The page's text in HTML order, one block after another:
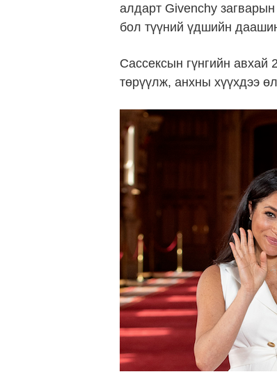
алдарт Givenchy
бол түүний үдшийн
Сассексын гүнгийн
төрүүлж, анхны хүүхдээ